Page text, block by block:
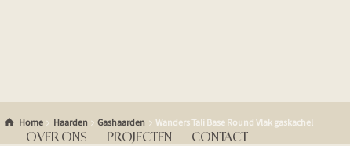
OVER ONS PROJECTEN CONTACT
Home Haarden Gashaarden Wanders Tali Base Round Vlak gaskachel